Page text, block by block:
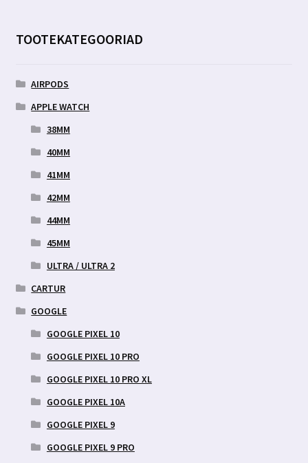
TOOTEKATEGOORIAD
AIRPODS
APPLE WATCH
38MM
40MM
41MM
42MM
44MM
45MM
ULTRA / ULTRA 2
CARTUR
GOOGLE
GOOGLE PIXEL 10
GOOGLE PIXEL 10 PRO
GOOGLE PIXEL 10 PRO XL
GOOGLE PIXEL 10A
GOOGLE PIXEL 9
GOOGLE PIXEL 9 PRO